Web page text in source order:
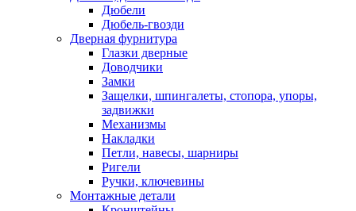
Дюбели
Дюбель-гвозди
Дверная фурнитура
Глазки дверные
Доводчики
Замки
Защелки, шпингалеты, стопора, упоры,
задвижки
Механизмы
Накладки
Петли, навесы, шарниры
Ригели
Ручки, ключевины
Монтажные детали